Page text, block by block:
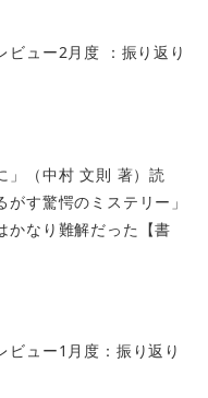
ビュー2月度 ：振り返り
」（中村 文則 著）読
す驚愕のミステリー」
かなり難解だった【書
ビュー1月度：振り返り